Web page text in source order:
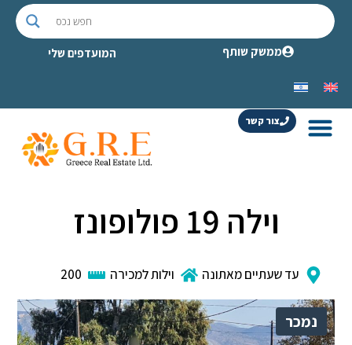
ממשק שותף המועדפים שלי
צור קשר
וילה 19 פולופונז
עד שעתיים מאתונה וילות למכירה 200
נמכר